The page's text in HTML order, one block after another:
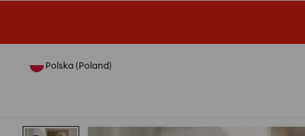
Polska (Poland)